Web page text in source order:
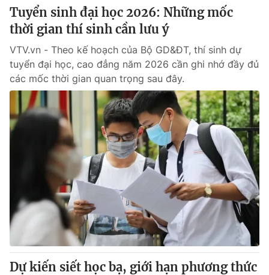
Tuyển sinh đại học 2026: Những mốc
thời gian thí sinh cần lưu ý
VTV.vn - Theo kế hoạch của Bộ GD&ĐT, thí sinh dự
tuyển đại học, cao đẳng năm 2026 cần ghi nhớ đầy đủ
các mốc thời gian quan trọng sau đây.
Dự kiến siết học bạ, giới hạn phương thức